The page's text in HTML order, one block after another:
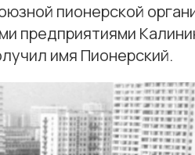
пионерской
предприятиями
имя Пионерский.